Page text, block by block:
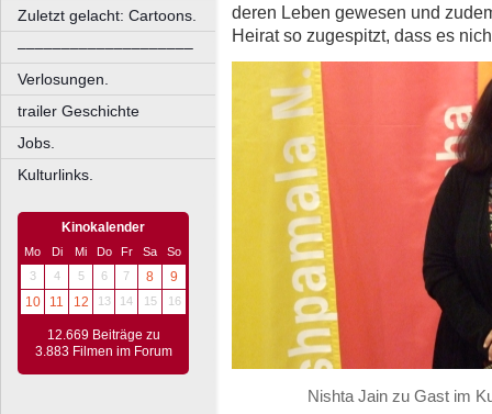
Zuletzt gelacht: Cartoons.
––––––––––––––––––––
Verlosungen.
trailer Geschichte
Jobs.
Kulturlinks.
Kinokalender
Mo Di Mi Do Fr Sa
So
3
4 5 6 7 8
9
10
11 12 13 14 15 16
12.669 Beiträge zu
3.883 Filmen im Forum
deren Leben gewesen und
Heirat so zugespitzt, dass es
Nishta Jain zu Gast im